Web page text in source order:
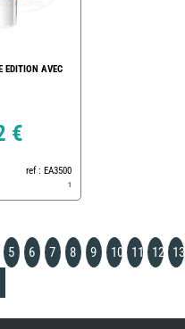
EDITION AVEC
€
ref : EA3500
1
5 6 7 8 9 10 11 12
13